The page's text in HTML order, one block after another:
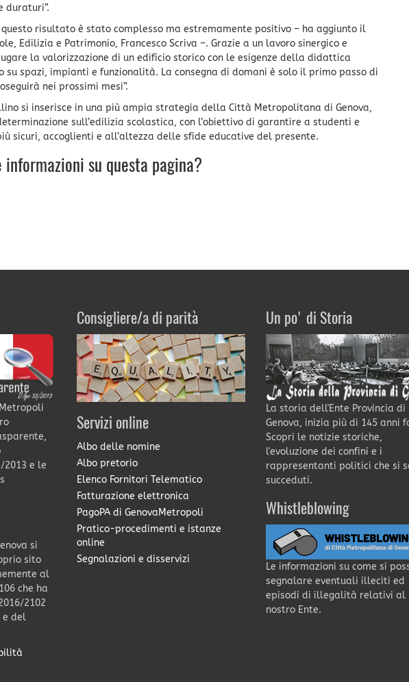
risultato è stato complesso ma estremamente positivo – ha aggiunto il
Edilizia e Patrimonio, Francesco Scriva –. Grazie a un lavoro sinergico e
la valorizzazione di un edificio storico con le esigenze della didattica
su spazi, impianti e funzionalità. La consegna di domani è solo il primo passo di
nei prossimi mesi”.
si inserisce in una più ampia strategia della Città Metropolitana di Genova,
sull’edilizia scolastica, con l’obiettivo di garantire a studenti e
sicuri, accoglienti e all’altezza delle sfide educative del presente.
informazioni su questa pagina?
2013 e le
si
sito
al
che ha
2102
e del
Consigliere/a di parità
Servizi online
Albo delle nomine
Albo pretorio
Elenco Fornitori Telematico
Fatturazione elettronica
PagoPA di GenovaMetropoli
Pratico-procedimenti e istanze
online
Segnalazioni e disservizi
Un po' di Storia
La storia dell'Ente Provincia di
Genova, inizia più di 145 anni
Scopri le notizie storiche,
l'evoluzione dei confini e i
rappresentanti politici che si
succeduti.
Whistleblowing
Le informazioni su come si
segnalare eventuali illeciti ed
episodi di illegalità relativi al
nostro Ente.